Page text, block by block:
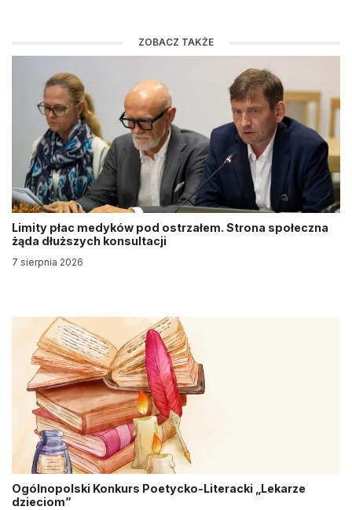
ZOBACZ TAKŻE
Limity płac medyków pod ostrzałem. Strona społeczna
żąda dłuższych konsultacji
7 sierpnia 2026
Ogólnopolski Konkurs Poetycko-Literacki „Lekarze
dzieciom”